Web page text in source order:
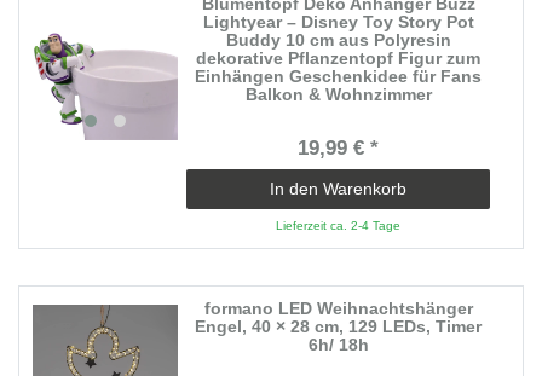
Lightyear – Disney Toy Story Pot
Buddy 10 cm aus Polyresin
dekorative Pflanzentopf Figur zum
Einhängen Geschenkidee für Fans
Balkon & Wohnzimmer
19,99 € *
In den Warenkorb
Lieferzeit ca. 2-4 Tage
formano LED Weihnachtshänger
Engel, 40 × 28 cm, 129 LEDs, Timer
6h/ 18h